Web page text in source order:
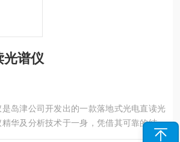
光谱仪
岛津公司开发出的一款落地式光电直读光
华及分析技术于一身，凭借其可靠的结构
产品的突出性能和操作便捷。广泛地用于